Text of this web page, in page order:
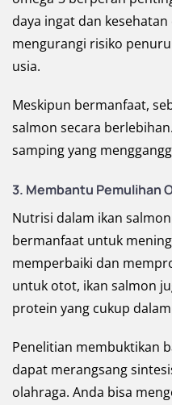
daya ingat dan
mengurangi risiko
usia.
Meskipun bermanfaat,
salmon secara
samping yang
3. Membantu Pemulihan
Nutrisi dalam ikan
bermanfaat untuk
memperbaiki dan
untuk otot, ikan salmon
protein yang cukup
Penelitian membuktikan
dapat merangsang
olahraga. Anda bisa